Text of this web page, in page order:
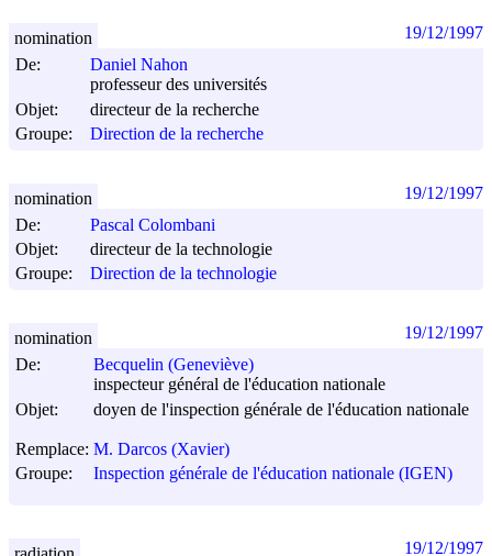
De:
Daniel Nahon
professeur des universités
Objet:
directeur de la recherche
Groupe:
Direction de la recherche
nomination 19/12/1997
De:
Pascal Colombani
Objet:
directeur de la technologie
Groupe:
Direction de la technologie
nomination 19/12/1997
De:
Becquelin (Geneviève)
inspecteur général de l'éducation nationale
Objet:
doyen de l'inspection générale de l'éducation nationale
Remplace: M. Darcos (Xavier)
Groupe:
Inspection générale de l'éducation nationale (IGEN)
nomination 19/12/1997
19/12/1997